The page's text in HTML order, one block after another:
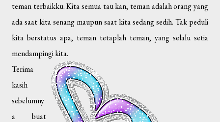
teman terbaikku. Kita semua tau kan, teman adalah orang yang
ada saat kita senang maupun saat kita sedang sedih. Tak peduli
kita berstatus apa, teman tetaplah teman, yang selalu setia
mendampingi kita.
Terima
kasih
sebelumny
a buat